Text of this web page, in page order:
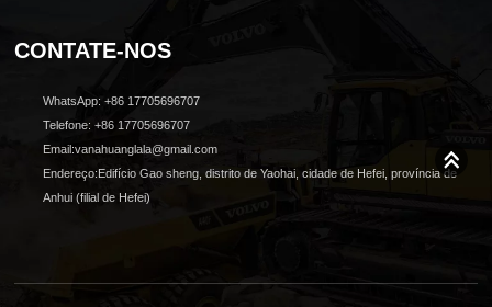
CONTATE-NOS
WhatsApp: +86 17705696707
Telefone: +86 17705696707
Email:vanahuanglala@gmail.com
Endereço:Edifício Gao sheng, distrito de Yaohai, cidade de Hefei, província de
Anhui (filial de Hefei)